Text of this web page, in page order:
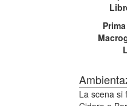
La scena si